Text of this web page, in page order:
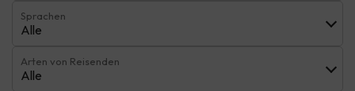
Sprachen
Alle
Arten von Reisenden
Alle